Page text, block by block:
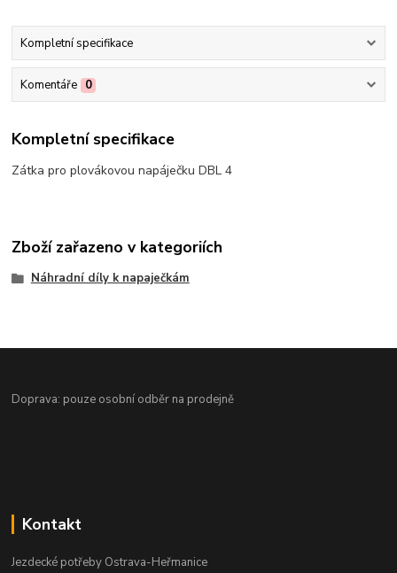
Kompletní specifikace
Komentáře 0
Kompletní specifikace
Zátka pro plovákovou napáječku DBL 4
Zboží zařazeno v kategoriích
Náhradní díly k napaječkám
Doprava: pouze osobní odběr na prodejně
Kontakt
Jezdecké potřeby Ostrava-Heřmanice